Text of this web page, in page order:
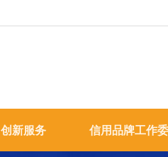
创新服务 信用品牌工作